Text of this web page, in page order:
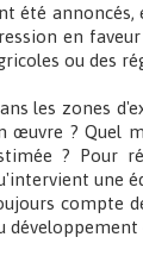
été annoncés,
en
ou des
les zones
œuvre ? Quel
? Pour
une
compte
développement